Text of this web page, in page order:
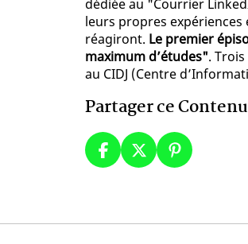
dédiée au "Courrier
leurs propres expériences
réagiront. Le premier
maximum d’études".
au CIDJ (Centre
Partager ce Contenu